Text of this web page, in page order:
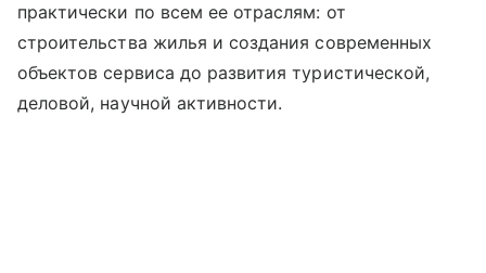
практически по всем ее отраслям: от
строительства жилья и создания современных
объектов сервиса до развития туристической,
деловой, научной активности.